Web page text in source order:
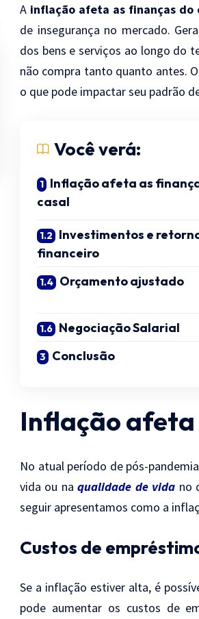
A inflação afeta as finanças do
de insegurança no mercado.
dos bens e serviços ao longo do
não compra tanto quanto antes.
o que pode impactar seu padrão
Você verá:
Inflação afeta as
casal
Investimentos e
financeiro
Orçamento ajustado
Negociação Salarial
Conclusão
Inflação afeta
No atual período de pós-
vida ou naqualidade de vida no
seguir apresentamos como a
Custos de
Se a inflação estiver alta, é
pode aumentar os custos de